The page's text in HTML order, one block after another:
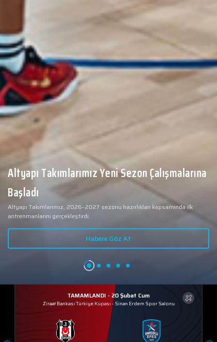
Altyapı Takımlarımız Yeni Sezon Çalışmalarına
Başladı
Altyapı Takımlarımız, 2026–2027 sezonu hazırlıkları kapsamında ilk
antrenmanlarını gerçekleştirdi.
Habere Göz At
TAMAMLANDI - 20 Şubat Cum
Ziraat Bankası Türkiye Kupası - Sinan Erdem Spor Salonu